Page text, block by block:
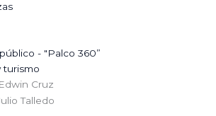
- "Palco 360”
turismo
Edwin Cruz
Talledo